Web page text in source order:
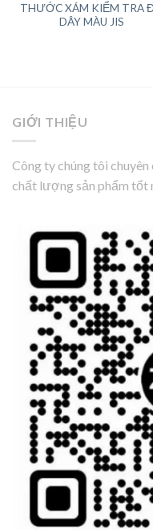
THƯỚC XÁM KIỂM TRA
DÂY MÀU JIS
GIỚI THIỆU
Công ty chúng tôi
chất lượng sản phẩm tốt